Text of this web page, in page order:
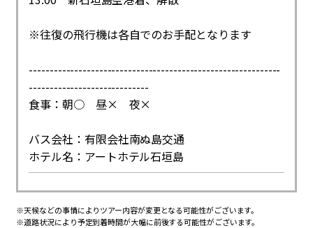
※往復の飛行機は各自でのお手配となります
-------------------------------------------------------------
-----------------------------
食事：朝○ 昼× 夜×
バス会社：有限会社南ぬ島交通
ホテル名：アートホテル石垣島
※天候などの事情によりツアー内容が変更となる可能性がございます。
※道路状況により予定到着時間が大幅に前後する可能性がございます。